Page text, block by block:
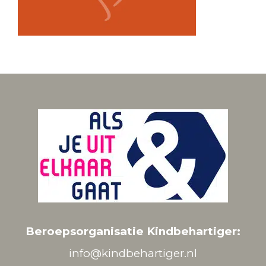
Beroepsorganisatie Kindbehartiger:
info@kindbehartiger.nl